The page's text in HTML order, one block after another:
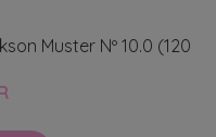
Muster Nº 10.0 (120